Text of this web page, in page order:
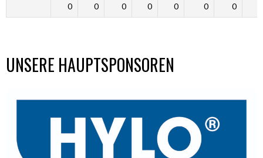
0 0 0 0 0 0 0
UNSERE HAUPTSPONSOREN